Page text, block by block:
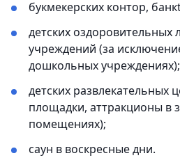
букмекерских контор,
детских оздоровительных
учреждений (за
дошкольных учреждениях);
детских развлекательных
площадки, аттракционы в
помещениях);
саун в воскресные дни.